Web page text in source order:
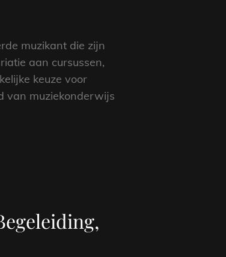
muzikant die zijn
aan cursussen,
keuze voor
van muziekonderwijs